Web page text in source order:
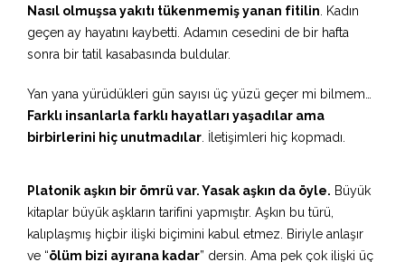
Nasıl olmuşsa yakıtı tükenmemiş yanan fitilin. Kadın
geçen ay hayatını kaybetti. Adamın cesedini de bir hafta
sonra bir tatil kasabasında buldular.
Yan yana yürüdükleri gün sayısı üç yüzü geçer mi bilmem…
Farklı insanlarla farklı hayatları yaşadılar ama
birbirlerini hiç unutmadılar. İletişimleri hiç kopmadı.
Platonik aşkın bir ömrü var. Yasak aşkın da öyle. Büyük
kitaplar büyük aşkların tarifini yapmıştır. Aşkın bu türü,
kalıplaşmış hiçbir ilişki biçimini kabul etmez. Biriyle anlaşır
ve “ölüm bizi ayırana kadar” dersin. Ama pek çok ilişki üç